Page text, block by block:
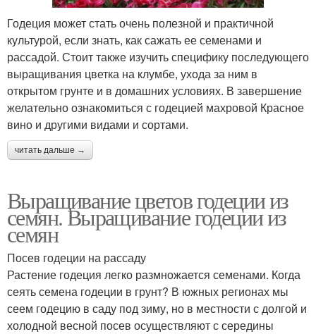
Годеция может стать очень полезной и практичной
культурой, если знать, как сажать ее семенами и
рассадой. Стоит также изучить специфику последующего
выращивания цветка на клумбе, ухода за ним в
открытом грунте и в домашних условиях. В завершение
желательно ознакомиться с годецией махровой Красное
вино и другими видами и сортами.
читать дальше →
Выращивание цветов годеции из
семян. Выращивание годеции из
семян
Посев годеции на рассаду
Растение годеция легко размножается семенами. Когда
сеять семена годеции в грунт? В южных регионах мы
сеем годецию в саду под зиму, но в местности с долгой и
холодной весной посев осуществляют с середины